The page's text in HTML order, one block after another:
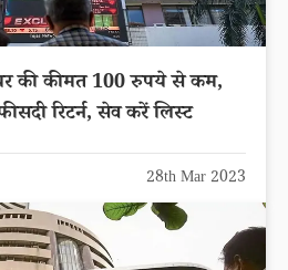
की कीमत 100 रुपये से कम,
रिटर्न, सेव करें लिस्ट
28th Mar 2023